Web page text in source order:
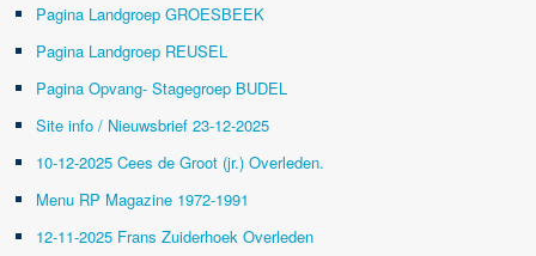
Pagina Landgroep GROESBEEK
Pagina Landgroep REUSEL
Pagina Opvang- Stagegroep BUDEL
Site info / Nieuwsbrief 23-12-2025
10-12-2025 Cees de Groot (jr.) Overleden.
Menu RP Magazine 1972-1991
12-11-2025 Frans Zuiderhoek Overleden